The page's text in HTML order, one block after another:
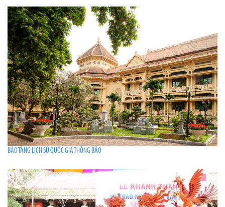
BẢO TÀNG LỊCH SỬ QUỐC GIA THÔNG BÁO